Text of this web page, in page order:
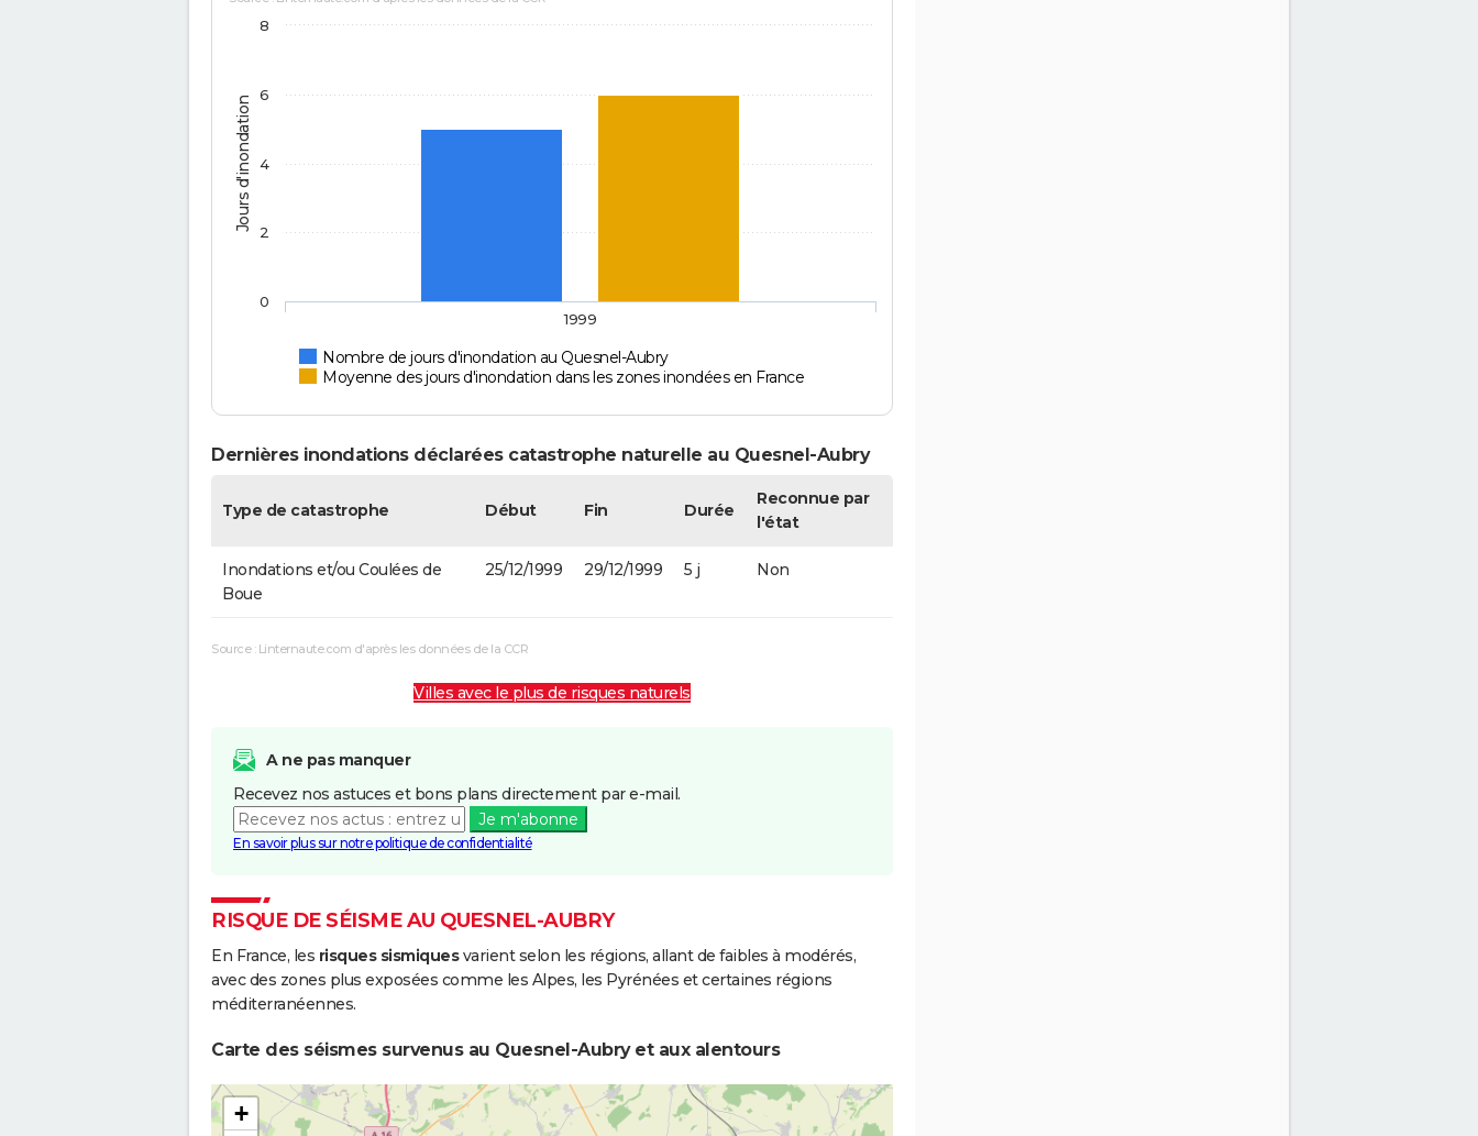
Jours d'inondation
Nombre de jours d'inondation au Quesnel-Aubry
Moyenne des jours d'inondation dans les zones inondées en France
1999
0
2
4
6
8
Dernières inondations déclarées catastrophe naturelle au Quesnel-Aubry
Type de catastrophe Début Fin Durée
Reconnue par
l'état
Inondations et/ou Coulées de
Boue
25/12/1999 29/12/1999 5 j Non
Source : Linternaute.com d'après les données de la CCR
Villes avec le plus de risques naturels
A ne pas manquer
Recevez nos astuces et bons plans directement par e-mail.
Je m'abonne
En savoir plus sur notre politique de confidentialité
RISQUE DE SÉISME AU QUESNEL-AUBRY
En France, les risques sismiquesvarient selon les régions, allant de faibles à modérés,
avec des zones plus exposées comme les Alpes, les Pyrénées et certaines régions
méditerranéennes.
Carte des séismes survenus au Quesnel-Aubry et aux alentours
+